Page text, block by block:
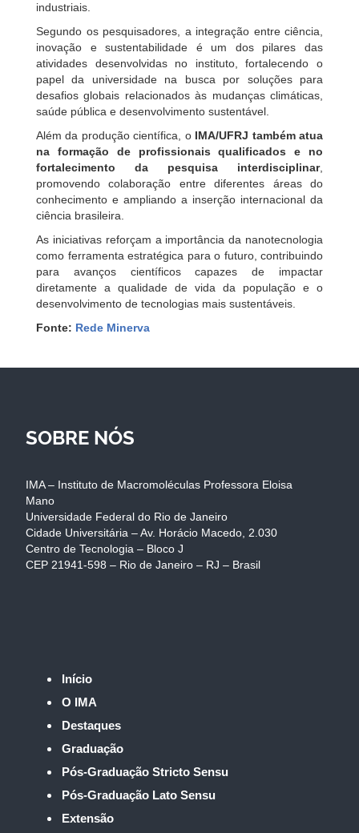
industriais.
Segundo os pesquisadores, a integração entre ciência,
inovação e sustentabilidade é um dos pilares das
atividades desenvolvidas no instituto, fortalecendo o
papel da universidade na busca por soluções para
desafios globais relacionados às mudanças climáticas,
saúde pública e desenvolvimento sustentável.
Além da produção científica, oIMA/UFRJ também atua
na formação de profissionais qualificados e no
fortalecimento da pesquisa interdisciplinar,
promovendo colaboração entre diferentes áreas do
conhecimento e ampliando a inserção internacional da
ciência brasileira.
As iniciativas reforçam a importância da nanotecnologia
como ferramenta estratégica para o futuro, contribuindo
para avanços científicos capazes de impactar
diretamente a qualidade de vida da população e o
desenvolvimento de tecnologias mais sustentáveis.
Fonte: Rede Minerva
SOBRE NÓS
IMA – Instituto de Macromoléculas Professora Eloisa
Mano
Universidade Federal do Rio de Janeiro
Cidade Universitária – Av. Horácio Macedo, 2.030
Centro de Tecnologia – Bloco J
CEP 21941-598 – Rio de Janeiro – RJ – Brasil
Início
O IMA
Destaques
Graduação
Pós-Graduação Stricto Sensu
Pós-Graduação Lato Sensu
Extensão